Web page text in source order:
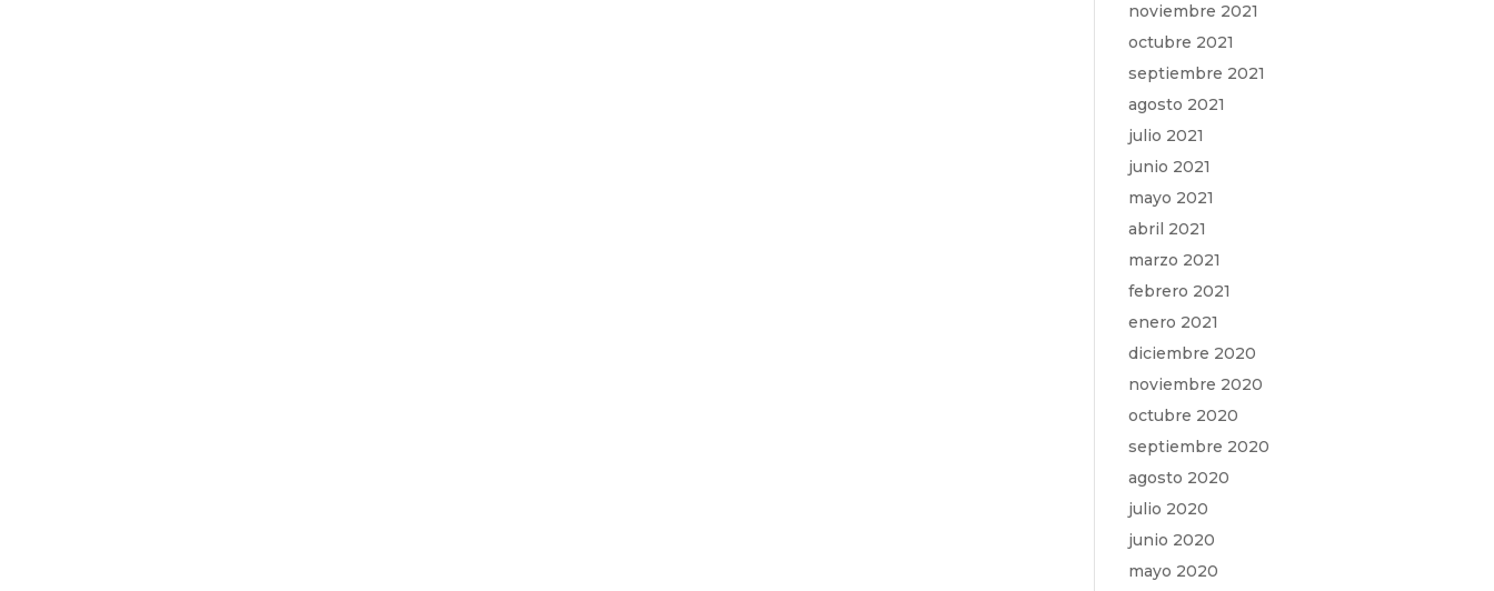
noviembre 2021
octubre 2021
septiembre 2021
agosto 2021
julio 2021
junio 2021
mayo 2021
abril 2021
marzo 2021
febrero 2021
enero 2021
diciembre 2020
noviembre 2020
octubre 2020
septiembre 2020
agosto 2020
julio 2020
junio 2020
mayo 2020